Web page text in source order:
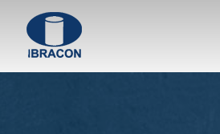
Institucional